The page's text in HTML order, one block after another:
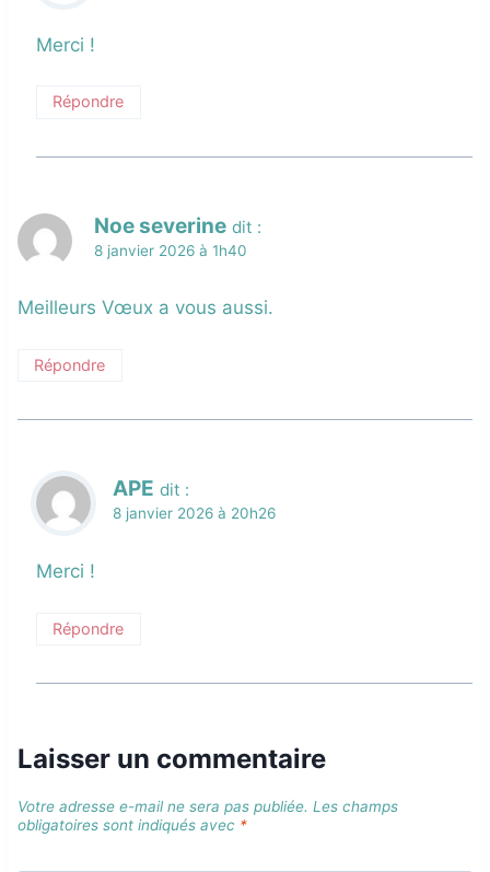
Merci !
Répondre
Noe severine dit :
8 janvier 2026 à 1h40
Meilleurs Vœux a vous aussi.
Répondre
APE dit :
8 janvier 2026 à 20h26
Merci !
Répondre
Laisser un commentaire
Votre adresse e-mail ne sera pas publiée. Les champs
obligatoires sont indiqués avec *